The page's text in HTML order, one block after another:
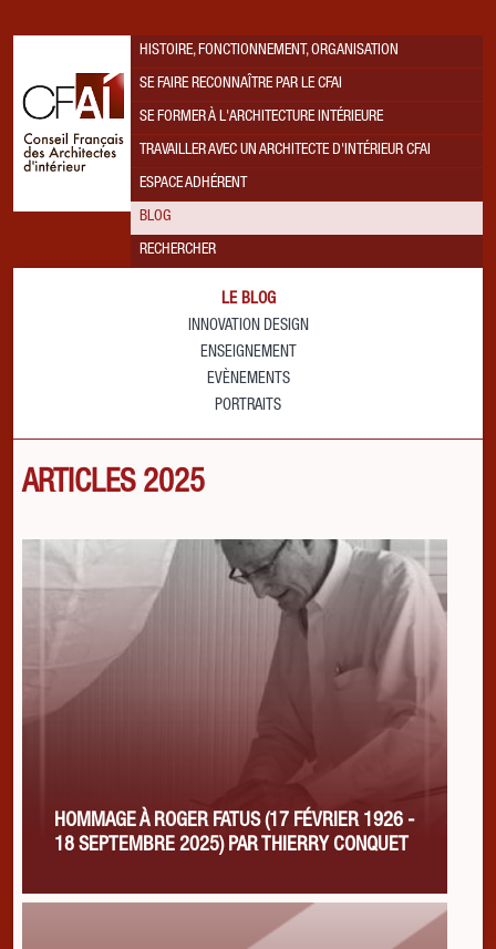
HISTOIRE, FONCTIONNEMENT, ORGANISATION
SE FAIRE RECONNAÎTRE PAR LE CFAI
SE FORMER À L'ARCHITECTURE INTÉRIEURE
TRAVAILLER AVEC UN ARCHITECTE D'INTÉRIEUR CFAI
ESPACE ADHÉRENT
BLOG
RECHERCHER
LE BLOG
INNOVATION DESIGN
ENSEIGNEMENT
EVÈNEMENTS
PORTRAITS
ARTICLES 2025
HOMMAGE À ROGER FATUS (17 FÉVRIER 1926 -
18 SEPTEMBRE 2025) PAR THIERRY CONQUET